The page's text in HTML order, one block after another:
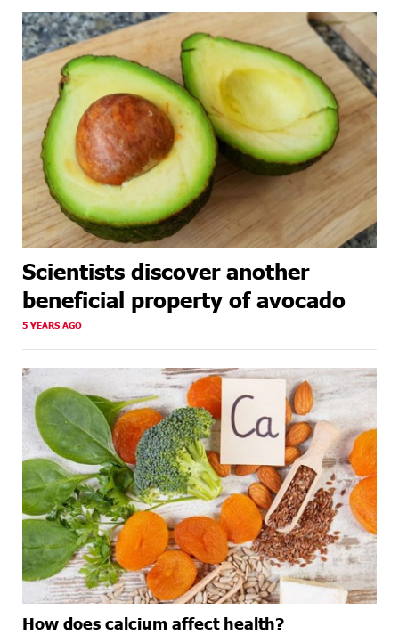
Scientists discover another
beneficial property of avocado
5 YEARS AGO
How does calcium affect health?